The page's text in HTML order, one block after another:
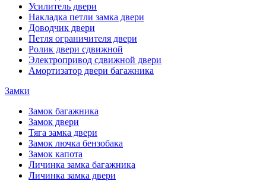
Усилитель двери
Накладка петли замка двери
Доводчик двери
Петля ограничителя двери
Ролик двери сдвижной
Электропривод сдвижной двери
Амортизатор двери багажника
Замки
Замок багажника
Замок двери
Тяга замка двери
Замок лючка бензобака
Замок капота
Личинка замка багажника
Личинка замка двери